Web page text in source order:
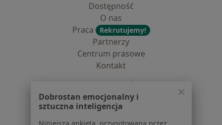
Dostępność
O nas
Praca
Rekrutujemy!
Partnerzy
Centrum prasowe
Kontakt
Dla pacjentów
Lekarze
Dobrostan emocjonalny i
sztuczna inteligencja